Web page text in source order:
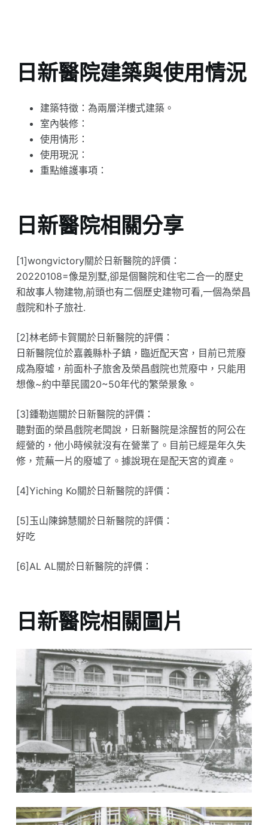
日新醫院建築與使用情況
建築特徵：為兩層洋樓式建築。
室內裝修：
使用情形：
使用現況：
重點維護事項：
日新醫院相關分享
[1]wongvictory關於日新醫院的評價：
20220108=像是別墅,卻是個醫院和住宅二合一的歷史
和故事人物建物,前頭也有二個歷史建物可看,一個為榮昌
戲院和朴子旅社.
[2]林老師卡賀關於日新醫院的評價：
日新醫院位於嘉義縣朴子鎮，臨近配天宮，目前已荒廢
成為廢墟，前面朴子旅舍及榮昌戲院也荒廢中，只能用
想像~約中華民國20~50年代的繁榮景象。
[3]鍾勒迦關於日新醫院的評價：
聽對面的榮昌戲院老闆說，日新醫院是涂醒哲的阿公在
經營的，他小時候就沒有在營業了。目前已經是年久失
修，荒蕪一片的廢墟了。據說現在是配天宮的資產。
[4]Yiching Ko關於日新醫院的評價：
[5]玉山陳錦慧關於日新醫院的評價：
好吃
[6]AL AL關於日新醫院的評價：
日新醫院相關圖片